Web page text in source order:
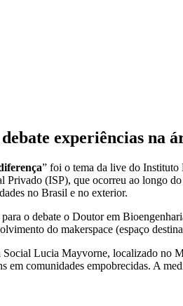
experiências na
” foi o tema da live do Instituto
(ISP), que ocorreu ao longo
no Brasil e no exterior.
o debate o Doutor em
do makerspace (espaço
Lucia Mayvorne, localizado no
em comunidades empobrecidas. A